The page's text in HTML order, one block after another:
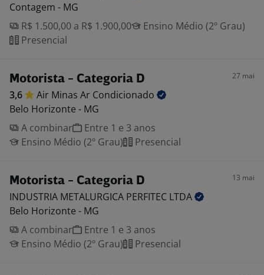
Contagem - MG
R$ 1.500,00 a R$ 1.900,00
Ensino Médio (2º Grau)
Presencial
Motorista - Categoria D 27 mai
3,6 Air Minas Ar Condicionado
Belo Horizonte - MG
A combinar
Entre 1 e 3 anos
Ensino Médio (2º Grau)
Presencial
Motorista - Categoria D 13 mai
INDUSTRIA METALURGICA PERFITEC LTDA
Belo Horizonte - MG
A combinar
Entre 1 e 3 anos
Ensino Médio (2º Grau)
Presencial